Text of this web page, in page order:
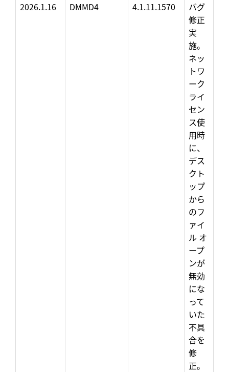
2026.1.16
DMMD4 4.1.11.1570
バグ
修正
実
施。
ネッ
トワ
ーク
ライ
セン
ス使
用時
に、
デス
クト
ップ
から
のフ
ァイ
ル オ
ープ
ンが
無効
にな
って
いた
不具
合を
修
正。